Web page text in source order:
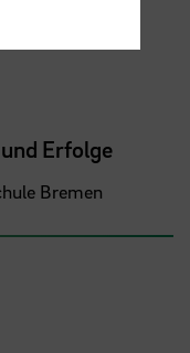
Erfolge
Bremen